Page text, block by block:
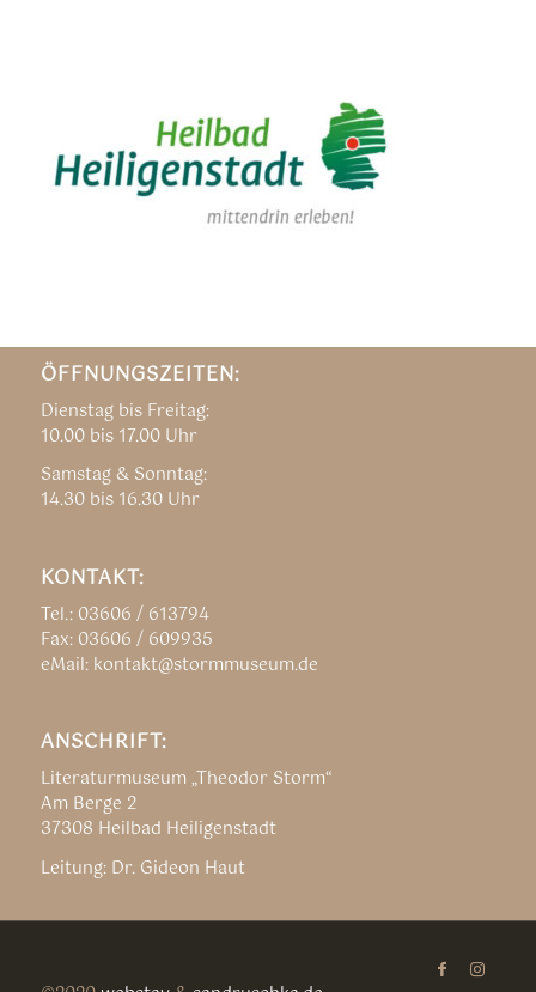
ÖFFNUNGSZEITEN:
Dienstag bis Freitag:
10.00 bis 17.00 Uhr
Samstag & Sonntag:
14.30 bis 16.30 Uhr
KONTAKT:
Tel.: 03606 / 613794
Fax: 03606 / 609935
eMail: kontakt@stormmuseum.de
ANSCHRIFT:
Literaturmuseum „Theodor Storm“
Am Berge 2
37308 Heilbad Heiligenstadt
Leitung: Dr. Gideon Haut